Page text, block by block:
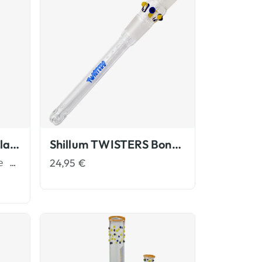
TWISTERS Cleaner Glasbongs
Die außergewöhnliche Glasbong
Shillum TWISTERS Bong Zubehör
24,95 €